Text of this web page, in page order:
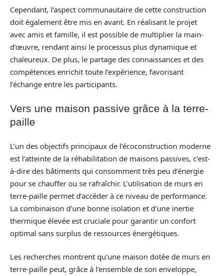
Cependant, l’aspect communautaire de cette construction
doit également être mis en avant. En réalisant le projet
avec amis et famille, il est possible de multiplier la main-
d’œuvre, rendant ainsi le processus plus dynamique et
chaleureux. De plus, le partage des connaissances et des
compétences enrichit toute l’expérience, favorisant
l’échange entre les participants.
Vers une maison passive grâce à la terre-
paille
L’un des objectifs principaux de l’écoconstruction moderne
est l’atteinte de la réhabilitation de maisons passives, c’est-
à-dire des bâtiments qui consomment très peu d’énergie
pour se chauffer ou se rafraîchir. L’utilisation de murs en
terre-paille permet d’accéder à ce niveau de performance.
La combinaison d’une bonne isolation et d’une inertie
thermique élevée est cruciale pour garantir un confort
optimal sans surplus de ressources énergétiques.
Les recherches montrent qu’une maison dotée de murs en
terre-paille peut, grâce à l’ensemble de son enveloppe,